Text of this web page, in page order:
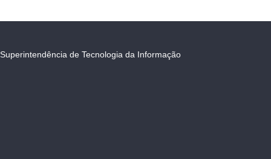
Superintendência de Tecnologia da Informação